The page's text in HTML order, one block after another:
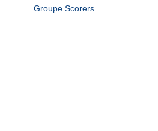
Groupe Scorers